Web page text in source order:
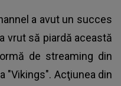
a avut un succes
vrut să piardă această
de streaming din
"Vikings". Acţiunea din